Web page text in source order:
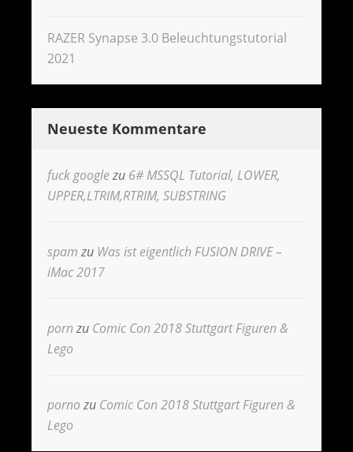
RAZER Synapse 3.0 Beleuchtungstutorial
2021
Neueste Kommentare
fuck googlezu 6# MSSQL Tutorial, LOWER,
UPPER,LTRIM,RTRIM, SUBSTRING
spam zu Was ist eigentlich FUSION DRIVE –
iMac 2017
pornzu Comic Con 2018 Stuttgart Figuren &
Lego
porno zu Comic Con 2018 Stuttgart Figuren &
Lego